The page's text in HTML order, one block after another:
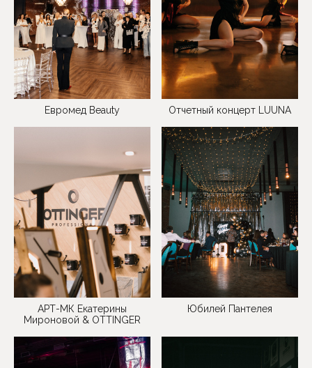
Евромед Beauty Отчетный концерт LUUNA
АРТ-МК Екатерины
Мироновой & OTTINGER
Юбилей Пантелея